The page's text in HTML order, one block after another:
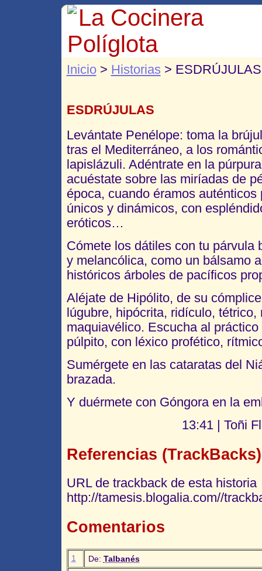
La Cocinera
Políglota
Inicio> Historias > ESDRÚJULAS
ESDRÚJULAS
Levántate Penélope: toma la
tras el Mediterráneo, a los
lapislázuli. Adéntrate en la
acuéstate sobre las miríadas de
época, cuando éramos
únicos y dinámicos, con
eróticos…
Cómete los dátiles con tu párvula
y melancólica, como un bálsamo
históricos árboles de pacíficos
Aléjate de Hipólito, de su
lúgubre, hipócrita, ridículo,
maquiavélico. Escucha al
púlpito, con léxico profético,
Sumérgete en las cataratas del
brazada.
Y duérmete con Góngora en la
13:41 | Toñi
Referencias (TrackBacks)
URL de trackback de esta historia
http://tamesis.blogalia.com//
Comentarios
1 De: Talbanés